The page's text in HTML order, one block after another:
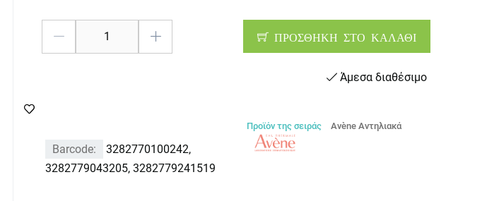
ΠΡΟΣΘΗΚΗ ΣΤΟ ΚΑΛΑΘΙ
Άμεσα διαθέσιμο
Barcode:
3282770100242,
3282779043205, 3282779241519
Προϊόν της σειράς Avène Αντηλιακά